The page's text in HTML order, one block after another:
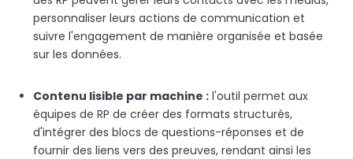
personnaliser leurs actions de communication et
suivre l'engagement de manière organisée et basée
sur les données.
Contenu lisible par machine : l'outil permet aux
équipes de RP de créer des formats structurés,
d'intégrer des blocs de questions-réponses et de
fournir des liens vers des preuves, rendant ainsi les